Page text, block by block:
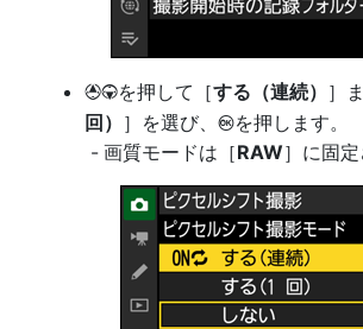
13を押して［する（連続） ］
回） ］を選び、 Jを押します。
画質モードは［RAW］に固定